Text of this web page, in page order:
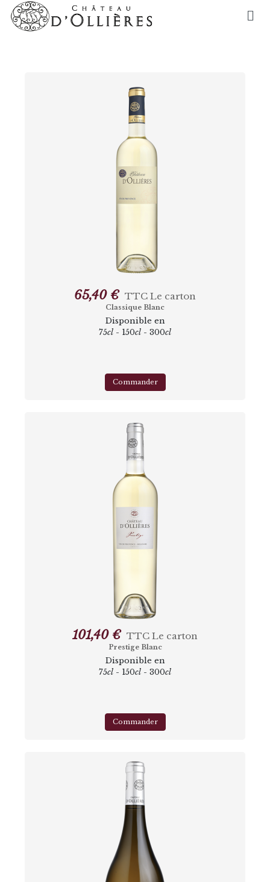
65,40 € TTC Le carton
Classique Blanc
Disponible en
75cl - 150cl - 300cl
Commander
101,40 € TTC Le carton
Prestige Blanc
Disponible en
75cl - 150cl - 300cl
Commander